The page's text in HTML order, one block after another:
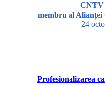
CNTV
membru al Alianței
24
Profesionalizarea